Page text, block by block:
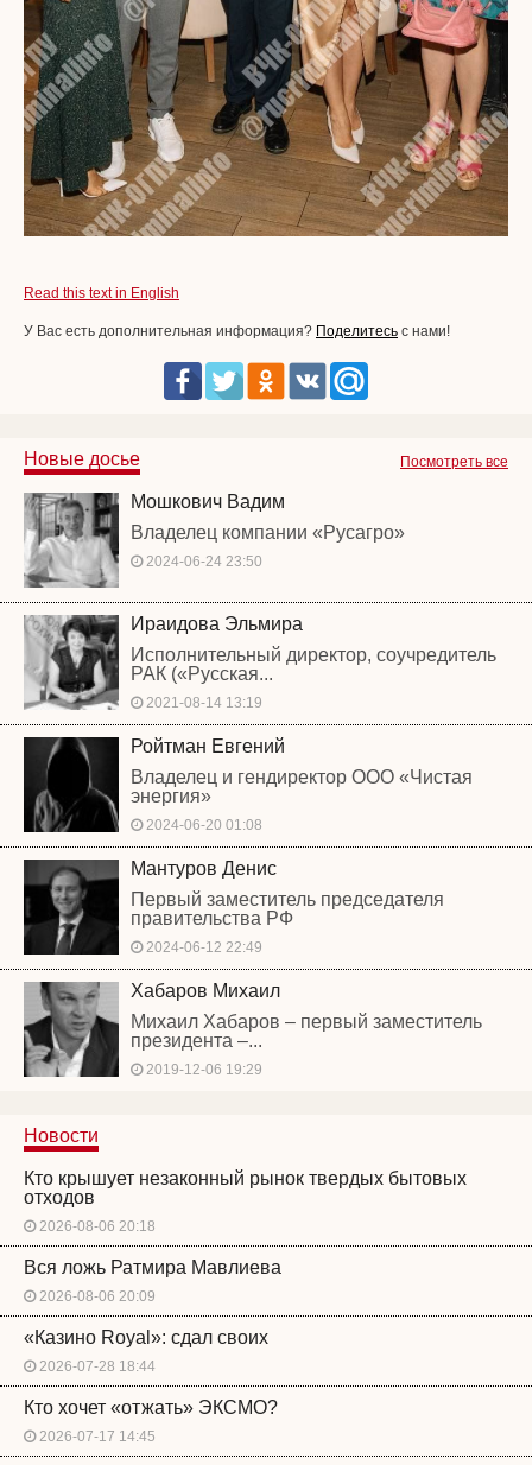
Read this text in English
У Вас есть дополнительная информация? Поделитесь с нами!
Посмотреть все
Новые досье
Мошкович Вадим
Владелец компании «Русагро»
2024-06-24 23:50
Ираидова Эльмира
Исполнительный директор, соучредитель
РАК («Русская...
2021-08-14 13:19
Ройтман Евгений
Владелец и гендиректор ООО «Чистая
энергия»
2024-06-20 01:08
Мантуров Денис
Первый заместитель председателя
правительства РФ
2024-06-12 22:49
Хабаров Михаил
Михаил Хабаров – первый заместитель
президента –...
2019-12-06 19:29
Новости
Кто крышует незаконный рынок твердых бытовых
отходов
2026-08-06 20:18
Вся ложь Ратмира Мавлиева
2026-08-06 20:09
«Казино Royal»: сдал своих
2026-07-28 18:44
Кто хочет «отжать» ЭКСМО?
2026-07-17 14:45